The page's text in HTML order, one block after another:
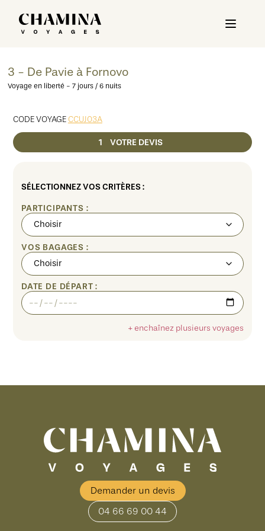
3 - De Pavie à Fornovo
Voyage en liberté - 7 jours / 6 nuits
CODE VOYAGE CCUJ03A
1 VOTRE DEVIS
SÉLECTIONNEZ VOS CRITÈRES :
PARTICIPANTS :
VOS BAGAGES :
DATE DE DÉPART :
+ enchaînez plusieurs voyages
Demander un devis
04 66 69 00 44